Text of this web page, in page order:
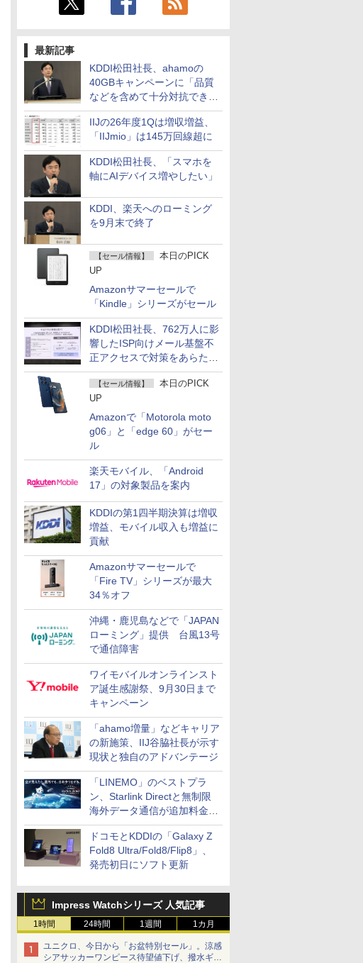
最新記事
KDDI松田社長、ahamoの
40GBキャンペーンに「品質
などを含めて十分対抗でき
る」
IIJの26年度1Qは増収増益、
「IIJmio」は145万回線超に
KDDI松田社長、「スマホを
軸にAIデバイス増やしたい」
KDDI、楽天へのローミング
を9月末で終了
【セール情報】
本日のPICK
UP
Amazonサマーセールで
「Kindle」シリーズがセール
KDDI松田社長、762万人に影
響したISP向けメール基盤不
正アクセスで対策をあらため
て説明
【セール情報】
本日のPICK
UP
Amazonで「Motorola moto
g06」と「edge 60」がセー
ル
楽天モバイル、「Android
17」の対象製品を案内
KDDIの第1四半期決算は増収
増益、モバイル収入も増益に
貢献
Amazonサマーセールで
「Fire TV」シリーズが最大
34％オフ
沖縄・鹿児島などで「JAPAN
ローミング」提供 台風13号
で通信障害
ワイモバイルオンラインスト
ア誕生感謝祭、9月30日まで
キャンペーン
「ahamo増量」などキャリア
の新施策、IIJ谷脇社長が示す
現状と独自のアドバンテージ
「LINEMO」のベストプラ
ン、Starlink Directと無制限
海外データ通信が追加料金な
しに
ドコモとKDDIの「Galaxy Z
Fold8 Ultra/Fold8/Flip8」、
発売初日にソフト更新
Impress Watchシリーズ 人気記事
1時間 24時間 1週間 1カ月
ユニクロ、今日から「お盆特別セール」。涼感
シアサッカーワンピース待望値下げ、撥水ギア